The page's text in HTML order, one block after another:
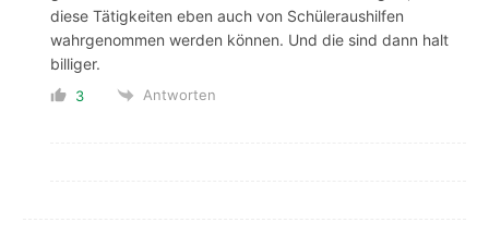
diese Tätigkeiten eben auch von Schüleraushilfen
wahrgenommen werden können. Und die sind dann halt
billiger.
3 Antworten